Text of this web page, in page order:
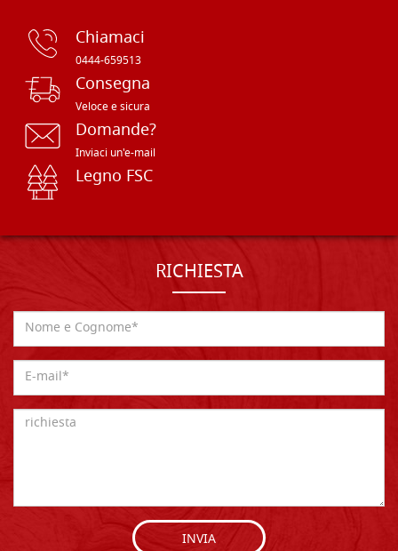
Chiamaci
0444-659513
Consegna
Veloce e sicura
Domande?
Inviaci un'e-mail
Legno FSC
RICHIESTA
INVIA